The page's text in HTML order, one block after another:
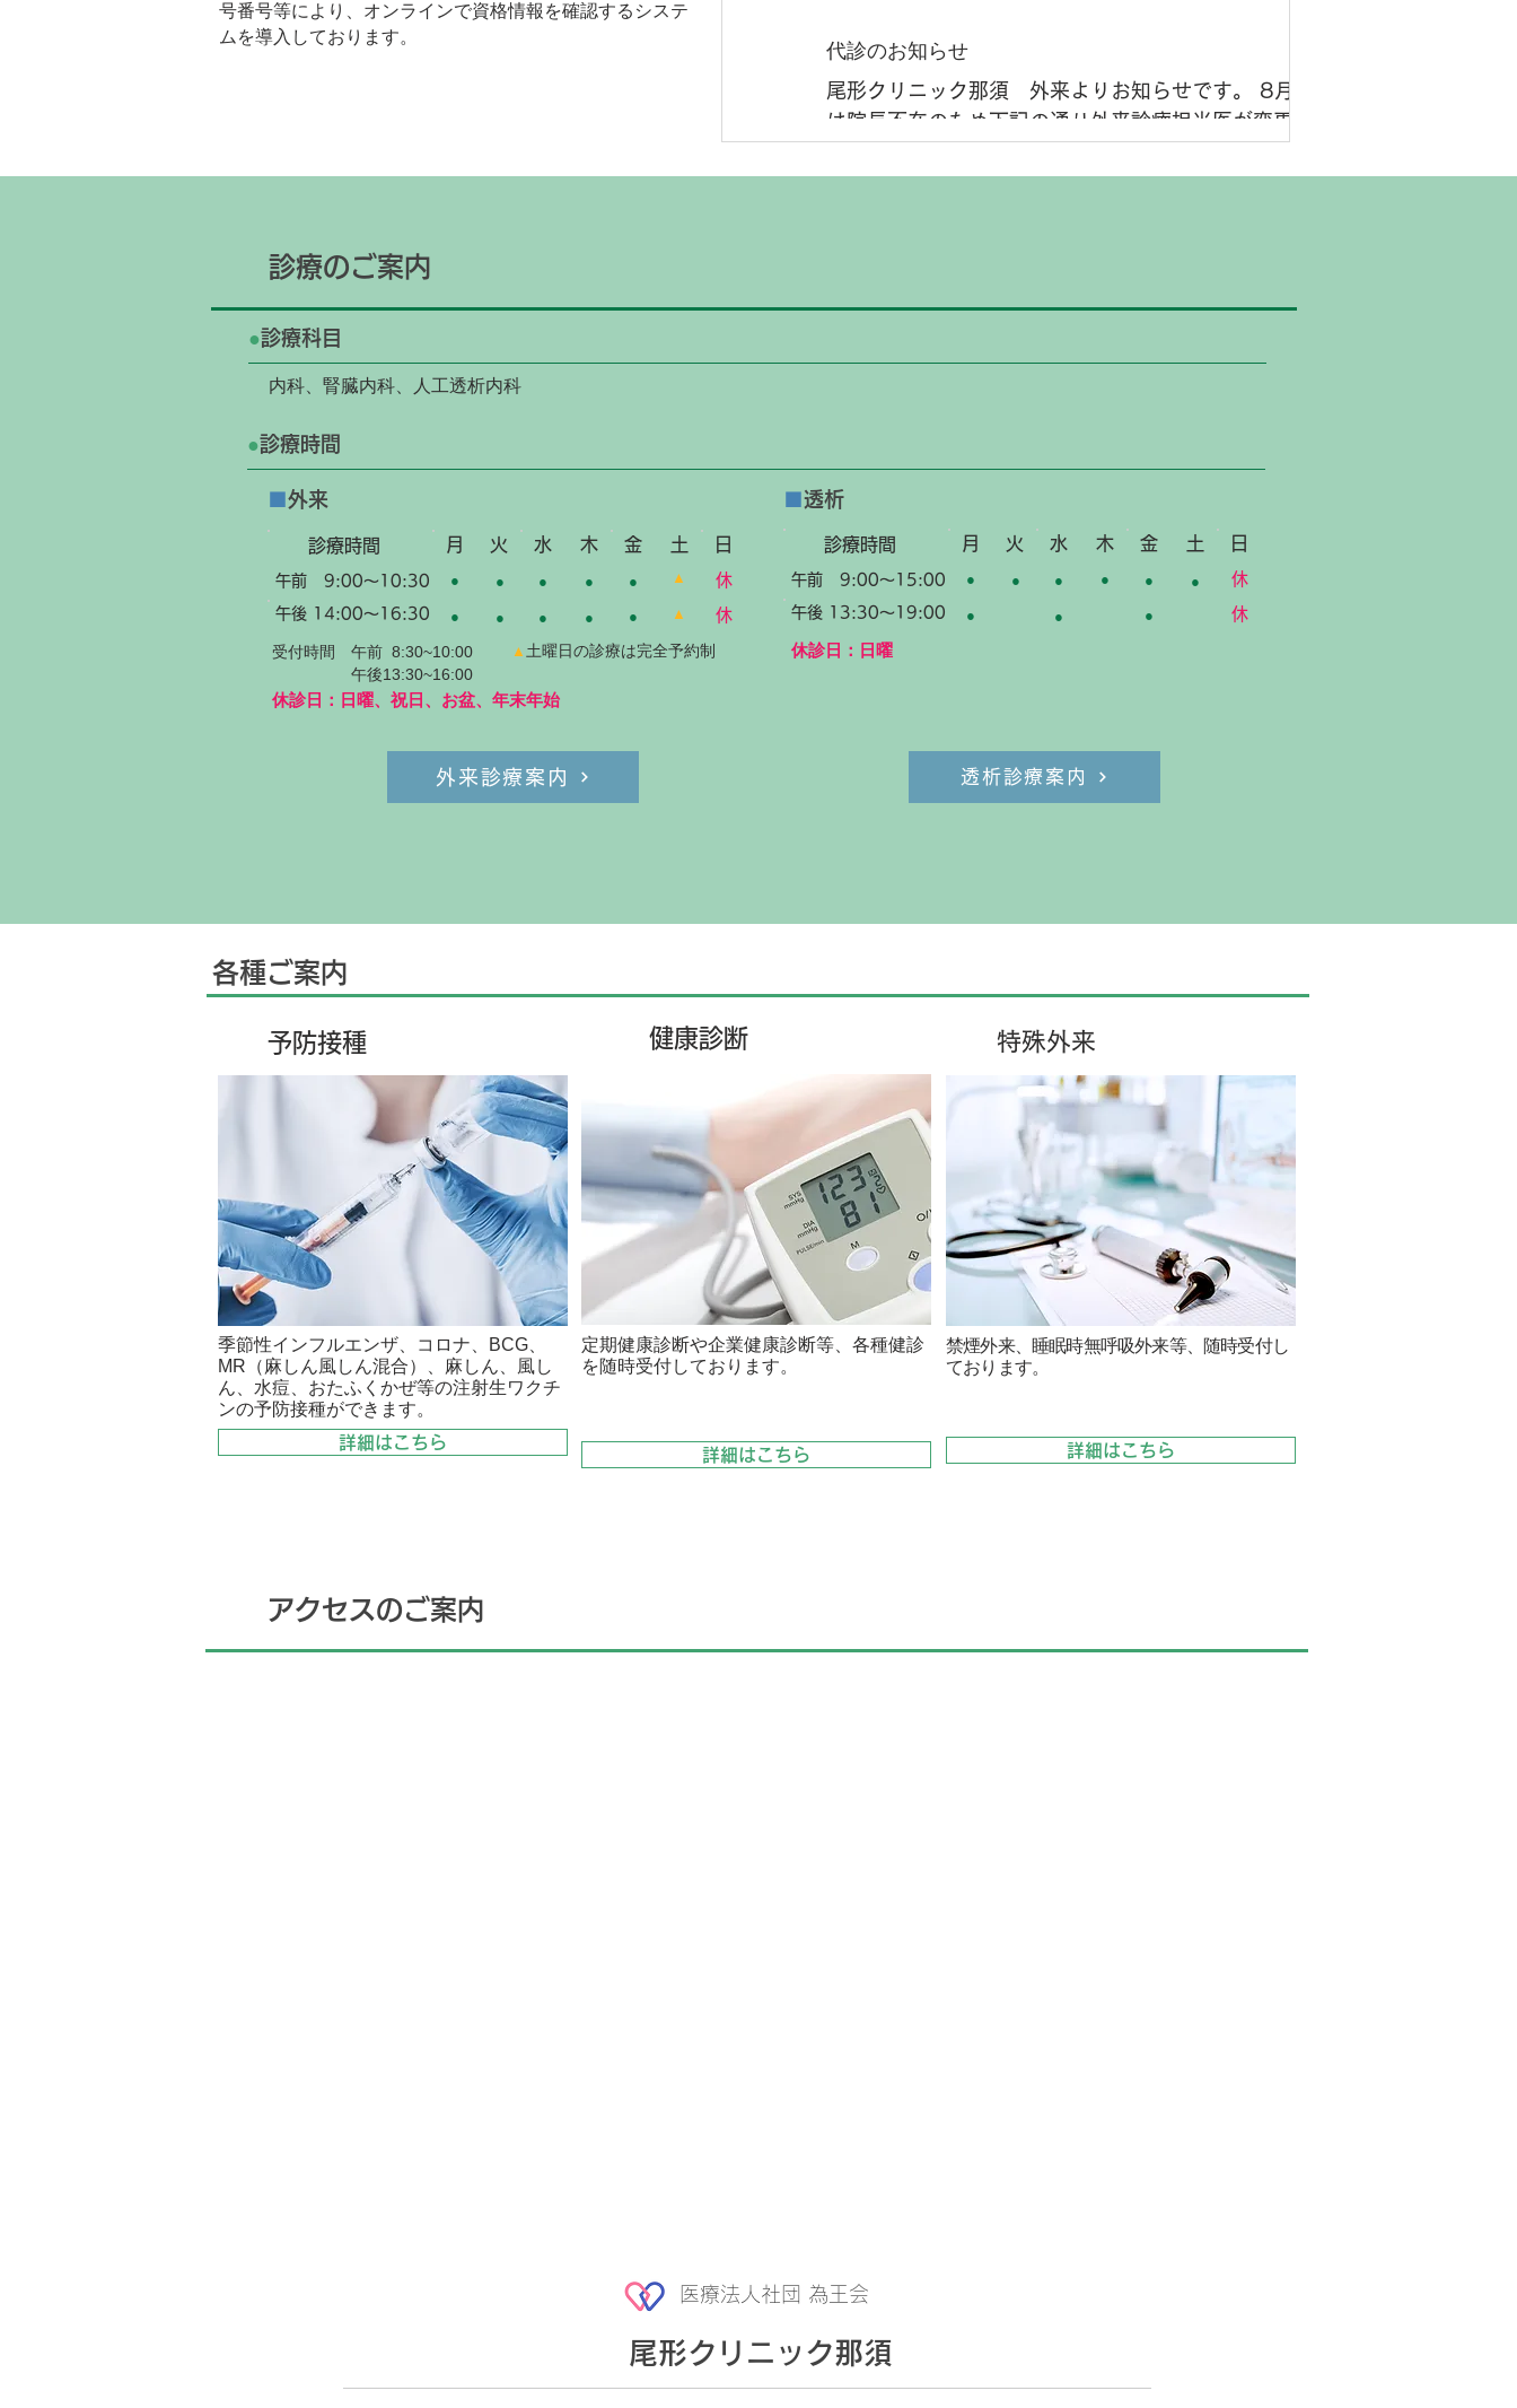
号番号等により、オンラインで資格情報を確認するシステ
ムを導入しております。
代診のお知らせ
尾形クリニック那須 外来よりお知らせです。 8月12日(水)
は院長不在のため下記の通り外来診療担当医が変更となりま
なりますが、ご理解の程よろしくお願いいたします。
診療のご案内
●診療科目
内科、腎臓内科、人工透析内科
●診療時間
■外来
診療時間 火 木 土
午後 14:00～16:30
月
●
●
午前 9:00～10:30
水
●
●
金
●
●
​
休
休
●
●
●
●
▲
▲
受付時間
午前 8:30~10:00
午後13:30~16:00
▲ 土曜日の診療は完全予約制
休診日：日曜、祝日、お盆、年末年始
■透析
診療時間 火 木 土
午後 13:30～19:00
月
●
●
午前 9:00～15:00
水
●
●
金
●
●
​
休
休
● ● ●
休診日：日曜
外来診療案内 透析診療案内
各種ご案内
予防接種
季節性インフルエンザ、コロナ、BCG、
MR（麻しん風しん混合）、麻しん、風し
ん、水痘、おたふくかぜ等の注射生ワクチ
ンの予防接種ができます。
詳細はこちら
健康診断
定期健康診断や企業健康診断等、各種健診
を随時受付しております。
詳細はこちら
特殊外来
禁煙外来、睡眠時無呼吸外来等、随時受付し
ております。
詳細はこちら
アクセスのご案内
医療法人社団 為王会
尾形クリニック那須